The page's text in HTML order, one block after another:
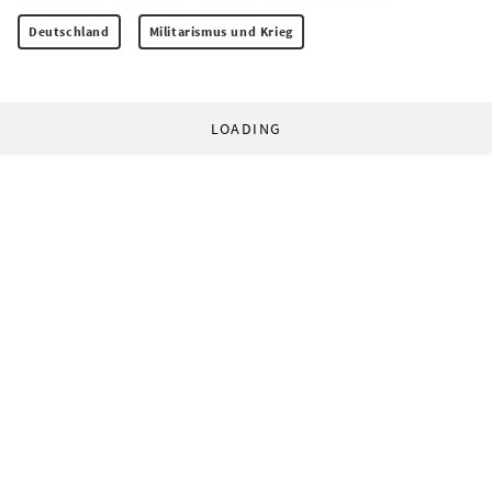
Deutschland Militarismus und Krieg
LOADING